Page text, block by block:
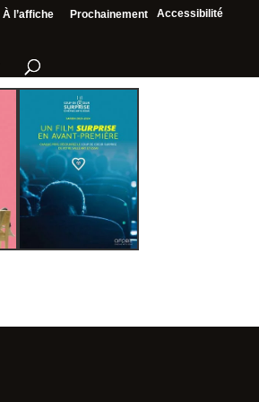
Accessibilité
À l’affiche Prochainement